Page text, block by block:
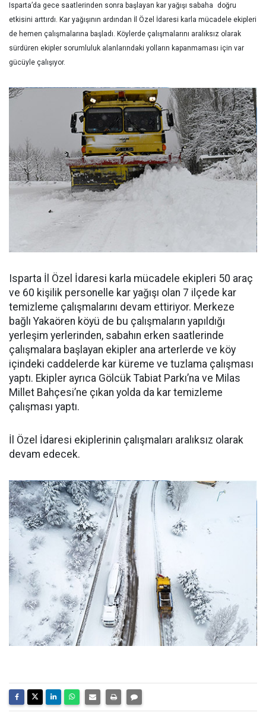
Isparta’da gece saatlerinden sonra başlayan kar yağışı sabaha
doğru
etkisini arttırdı. Kar yağışının ardından İl Özel İdaresi karla mücadele ekipleri
de hemen çalışmalarına başladı. Köylerde çalışmalarını aralıksız olarak
sürdüren ekipler sorumluluk alanlarındaki yolların kapanmaması için var
gücüyle çalışıyor.
Isparta İl Özel İdaresi karla mücadele ekipleri 50 araç
ve 60 kişilik personelle kar yağışı olan 7 ilçede kar
temizleme çalışmalarını devam ettiriyor. Merkeze
bağlı Yakaören köyü de bu çalışmaların yapıldığı
yerleşim yerlerinden, sabahın erken saatlerinde
çalışmalara başlayan ekipler ana arterlerde ve köy
içindeki caddelerde kar küreme ve tuzlama çalışması
yaptı. Ekipler ayrıca Gölcük Tabiat Parkı’na ve Milas
Millet Bahçesi’ne çıkan yolda da kar temizleme
çalışması yaptı.
İl Özel İdaresi ekiplerinin çalışmaları aralıksız olarak
devam edecek.